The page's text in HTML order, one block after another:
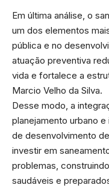
Em última análise, o
um dos elementos
pública e no
atuação preventiva
vida e fortalece a
Marcio Velho da Silva.
Desse modo, a
planejamento urbano
de desenvolvimento
investir em
problemas,
saudáveis e